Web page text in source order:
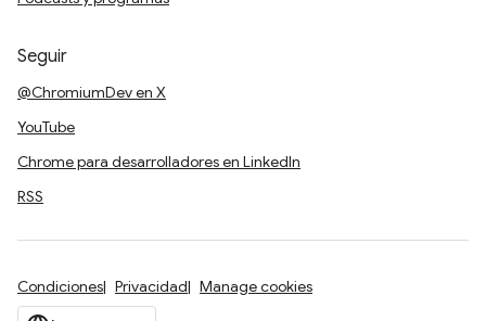
Seguir
@ChromiumDev en X
YouTube
Chrome para desarrolladores en LinkedIn
RSS
Condiciones Privacidad Manage cookies